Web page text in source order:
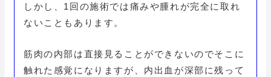
しかし、1回の施術では痛みや腫れが完全に取れ
ないこともあります。
筋肉の内部は直接見ることができないのでそこに
触れた感覚になりますが、内出血が深部に残って